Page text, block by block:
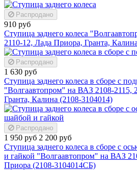
Распродано
910 руб
Ступица заднего колеса
2110-12, Лада Приора, Гранта,
Распродано
1 630 руб
Ступица заднего колеса в сборе с
"Волгаавтопром" на ВАЗ 2108-2115,
Гранта, Калина (2108-3104014)
Распродано
1 950 руб 2 200 руб
Ступица заднего колеса в сборе с
и гайкой "Волгаавтопром" на ВАЗ
Приора (2108-3104014СБ)